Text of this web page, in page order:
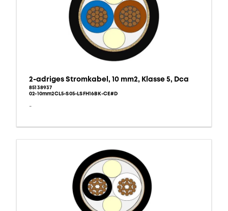
2-adriges Stromkabel, 10 mm2, Klasse 5, Dca
85138937
02-10mm2CL5-S05-LSFH16BK-CE#D
-